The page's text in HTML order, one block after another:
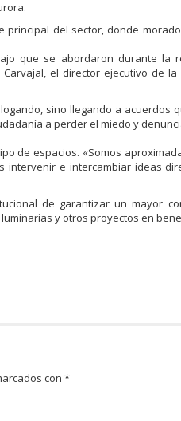
del sector, donde
que se abordaron durante la
el director ejecutivo de
sino llegando a acuerdos
a perder el miedo y
de espacios. «Somos
e intercambiar ideas
de garantizar un mayor
y otros proyectos en
con*